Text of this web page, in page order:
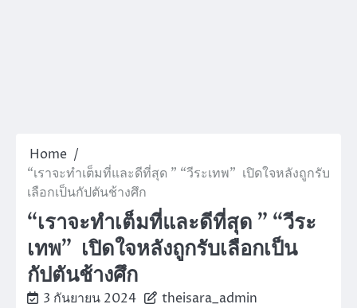
Home
“เราจะทำเต็มที่และดีที่สุด ” “วีระเทพ” เปิดใจหลังถูกรับ
เลือกเป็นกัปตันช้างศึก
“เราจะทำเต็มที่และดีที่สุด ” “วีระ
เทพ” เปิดใจหลังถูกรับเลือกเป็น
กัปตันช้างศึก
3 กันยายน 2024 theisara_admin